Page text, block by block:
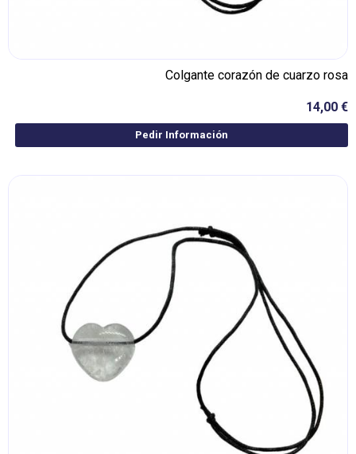
Colgante corazón de cuarzo rosa
14,00 €
Pedir Información